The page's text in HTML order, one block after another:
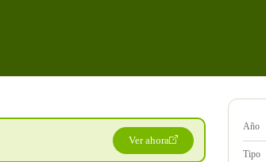
Ver ahora
Año
Tipo